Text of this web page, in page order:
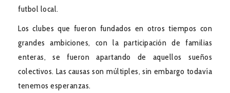
futbol local.
Los clubes que fueron fundados en otros tiempos con
grandes ambiciones, con la participación de familias
enteras, se fueron apartando de aquellos sueños
colectivos. Las causas son múltiples, sin embargo todavía
tenemos esperanzas.